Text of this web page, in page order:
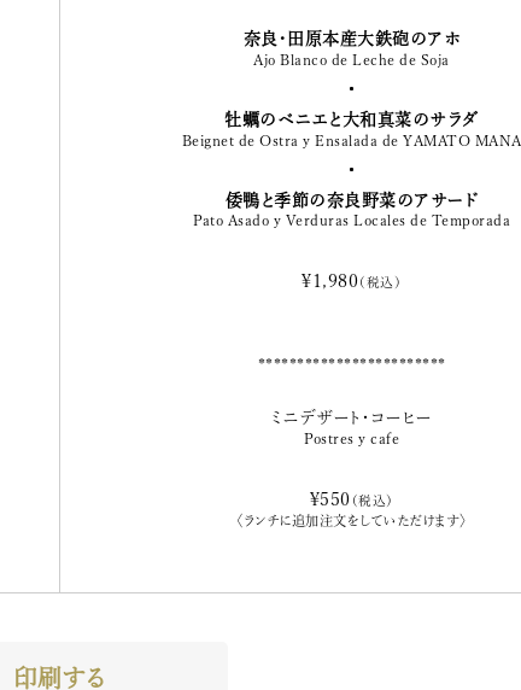
奈良・田原本産大鉄砲のアホ
Ajo Blanco de Leche de Soja
牡蠣のベニエと大和真菜のサラダ
Beignet de Ostra y Ensalada de YAMATO MANA
倭鴨と季節の奈良野菜のアサード
Pato Asado y Verduras Locales de Temporada
¥1,980 （税込）
ミニデザート・コーヒー
Postres y cafe
¥550 （税込）
〈ランチに追加注文をしていただけます〉